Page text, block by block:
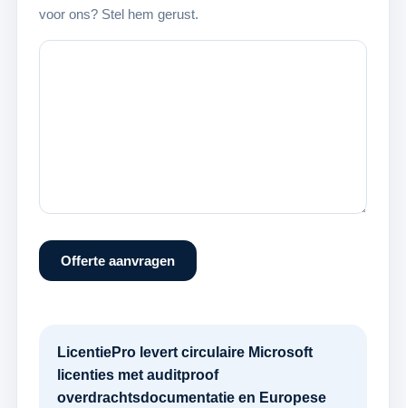
voor ons? Stel hem gerust.
Offerte aanvragen
LicentiePro levert circulaire Microsoft
licenties met auditproof
overdrachtsdocumentatie en Europese